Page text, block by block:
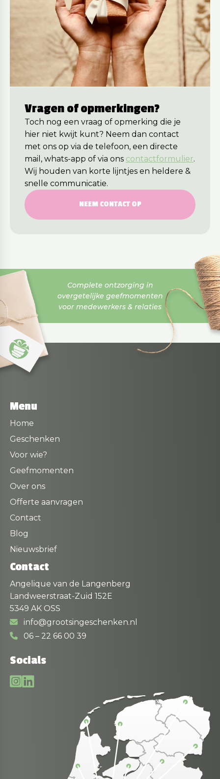
Vragen of opmerkingen?
Toch nog een vraag of opmerking die je
hier niet kwijt kunt? Neem dan contact
met ons op via de telefoon, een directe
mail, whats-app of via ons contactformulier.
Wij houden van korte lijntjes en heldere &
snelle communicatie.
NEEM CONTACT OP
Complete ontzorging in
overgetelijke geefmomenten
voor medewerkers & relaties
Menu
Home
Geschenken
Voor wie?
Geefmomenten
Over ons
Offerte aanvragen
Contact
Blog
Nieuwsbrief
Contact
Angelique van de Langenberg
Landweerstraat-Zuid 152E
5349 AK OSS
info@grootsingeschenken.nl
06 – 22 66 00 39
Socials